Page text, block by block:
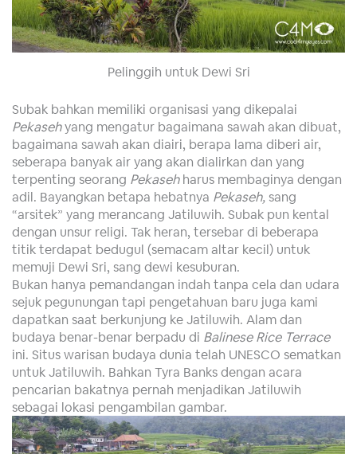
Pelinggih untuk Dewi Sri
Subak bahkan memiliki organisasi yang dikepalai
Pekasehyang mengatur bagaimana sawah akan dibuat,
bagaimana sawah akan diairi, berapa lama diberi air,
seberapa banyak air yang akan dialirkan dan yang
terpenting seorang Pekasehharus membaginya dengan
adil. Bayangkan betapa hebatnya Pekaseh, sang
“arsitek” yang merancang Jatiluwih. Subak pun kental
dengan unsur religi. Tak heran, tersebar di beberapa
titik terdapat bedugul (semacam altar kecil) untuk
memuji Dewi Sri, sang dewi kesuburan.
Bukan hanya pemandangan indah tanpa cela dan udara
sejuk pegunungan tapi pengetahuan baru juga kami
dapatkan saat berkunjung ke Jatiluwih. Alam dan
budaya benar-benar berpadu di Balinese Rice Terrace
ini. Situs warisan budaya dunia telah UNESCO sematkan
untuk Jatiluwih. Bahkan Tyra Banks dengan acara
pencarian bakatnya pernah menjadikan Jatiluwih
sebagai lokasi pengambilan gambar.